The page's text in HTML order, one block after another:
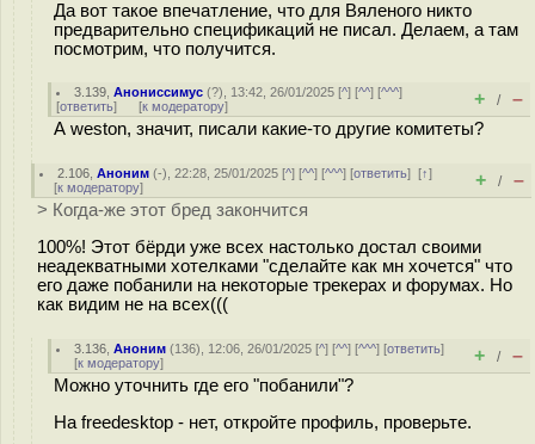
Да вот такое впечатление, что для Вяленого никто
предварительно спецификаций не писал. Делаем, а там
посмотрим, что получится.
3.139 ,Анониссимус (?), 13:42, 26/01/2025 [^] [^^] [^^^]
[ответить] [к модератору] + / –
А weston, значит, писали какие-то другие комитеты?
2.106 ,Аноним (-), 22:28, 25/01/2025 [^] [^^] [^^^] [ответить][↑]
[к модератору] + / –
> Когда-же этот бред закончится
100%! Этот бёрди уже всех настолько достал своими
неадекватными хотелками "сделайте как мн хочется" что
его даже побанили на некоторые трекерах и форумах. Но
как видим не на всех(((
3.136 ,Аноним (136), 12:06, 26/01/2025 [^] [^^] [^^^] [ответить]
[к модератору] + / –
Можно уточнить где его "побанили"?
На freedesktop - нет, откройте профиль, проверьте.